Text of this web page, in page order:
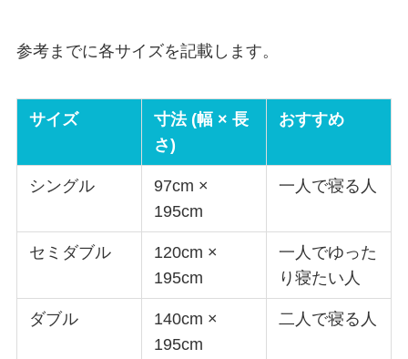
参考までに各サイズを記載します。
サイズ
寸法 (幅 × 長
さ)
おすすめ
シングル
97cm ×
195cm
一人で寝る人
セミダブル
120cm ×
195cm
一人でゆった
り寝たい人
ダブル
140cm ×
195cm
二人で寝る人